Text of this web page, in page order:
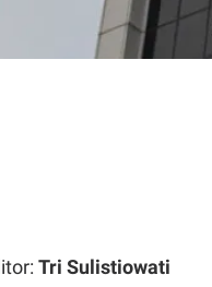
Tri Sulistiowati